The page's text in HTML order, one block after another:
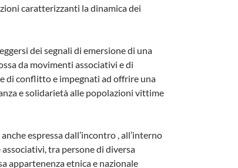
caratterizzanti la dinamica dei
dei segnali di emersione di una
da movimenti associativi e di
di conflitto e impegnati ad offrire una
e solidarietà alle popolazioni vittime
espressa dall’incontro , all’interno
tra persone di diversa
appartenenza etnica e nazionale